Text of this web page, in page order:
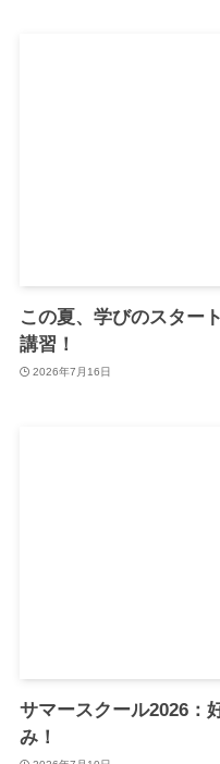
この夏、学びのスター
講習！
2026年7月16日
サマースクール2026：
み！